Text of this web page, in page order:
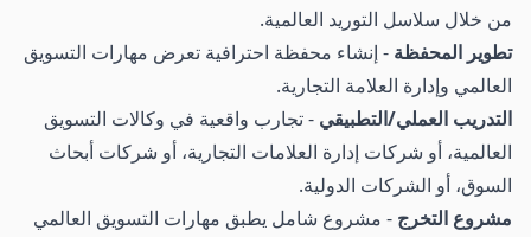
من خلال سلاسل التوريد العالمية.
تطوير المحفظة - إنشاء محفظة احترافية تعرض مهارات التسويق
العالمي وإدارة العلامة التجارية.
التدريب العملي/التطبيقي - تجارب واقعية في وكالات التسويق
العالمية، أو شركات إدارة العلامات التجارية، أو شركات أبحاث
السوق، أو الشركات الدولية.
مشروع التخرج - مشروع شامل يطبق مهارات التسويق العالمي